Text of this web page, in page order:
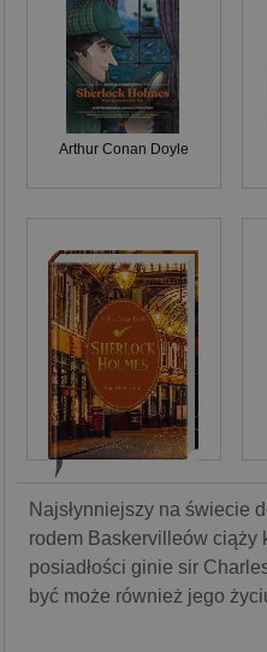
Arthur Conan Doyle
Najsłynniejszy na świecie
rodem Baskervilleów ciąży
posiadłości ginie sir
być może również jego